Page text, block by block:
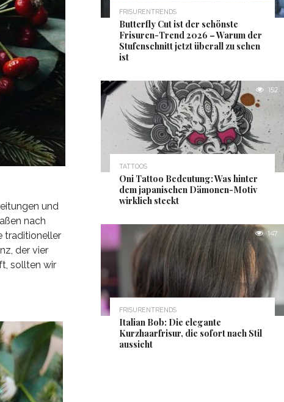
und
nach
traditioneller
der vier
sollten wir
FRISURENTRENDS
Butterfly Cut ist der schönste
Frisuren-Trend 2026 – Warum der
Stufenschnitt jetzt überall zu sehen
ist
152
TATTOOS
Oni Tattoo Bedeutung: Was hinter
dem japanischen Dämonen-Motiv
wirklich steckt
147
FRISURENTRENDS
Italian Bob: Die elegante
Kurzhaarfrisur, die sofort nach Stil
aussieht